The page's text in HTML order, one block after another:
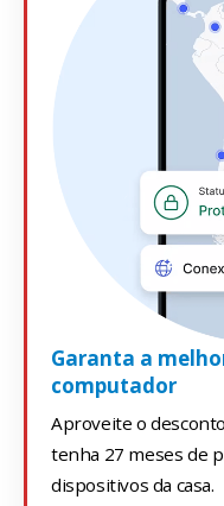
Garanta a
computador
Aproveite o
tenha 27 meses de
dispositivos da casa.